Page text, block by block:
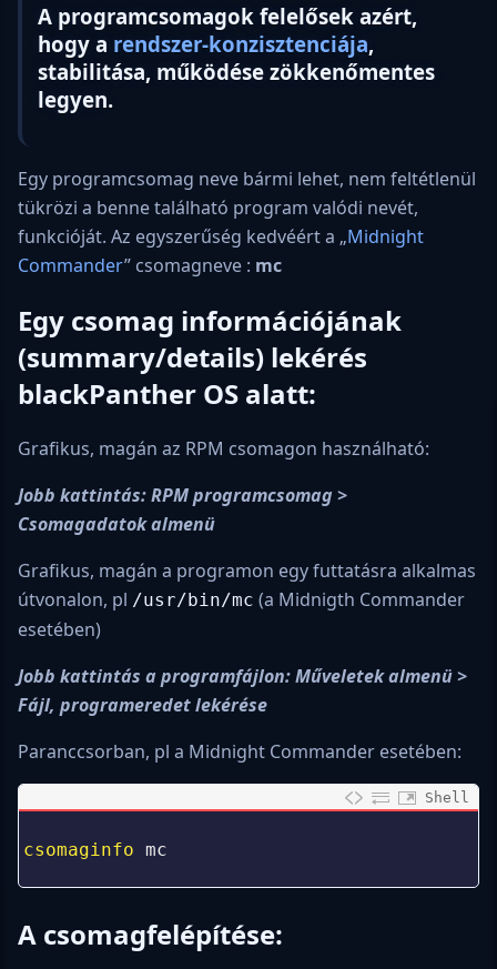
A programcsomagok felelősek azért,
hogy a rendszer-konzisztenciája,
stabilitása, működése zökkenőmentes
legyen.
Egy programcsomag neve bármi lehet, nem feltétlenül
tükrözi a benne található program valódi nevét,
funkcióját. Az egyszerűség kedvéért a „Midnight
Commander” csomagneve : mc
Egy csomag információjának
(summary/details) lekérés
blackPanther OS alatt:
Grafikus, magán az RPM csomagon használható:
Jobb kattintás: RPM programcsomag >
Csomagadatok almenü
Grafikus, magán a programon egy futtatásra alkalmas
útvonalon, pl /usr/bin/mc (a Midnigth Commander
esetében)
Jobb kattintás a programfájlon: Műveletek almenü >
Fájl, programeredet lekérése
Paranccsorban, pl a Midnight Commander esetében:
Shell
csomaginfo mc
A csomagfelépítése: